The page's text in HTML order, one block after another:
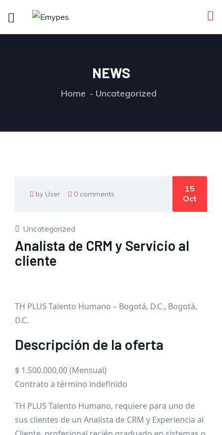
NEWS
Home Uncategorized
by User 0 comments
15
Oct
Uncategorized
Analista de CRM y Servicio al
cliente
TH PLUS Talento Humano – Bogotá, D.C., Bogotá,
D.C.
Descripción de la oferta
$ 1.500.000,00 (Mensual)
Contrato a término indefinido
TH PLUS Talento Humano, requiere para uno de
sus clientes de un Analista de CRM y Experiencia al